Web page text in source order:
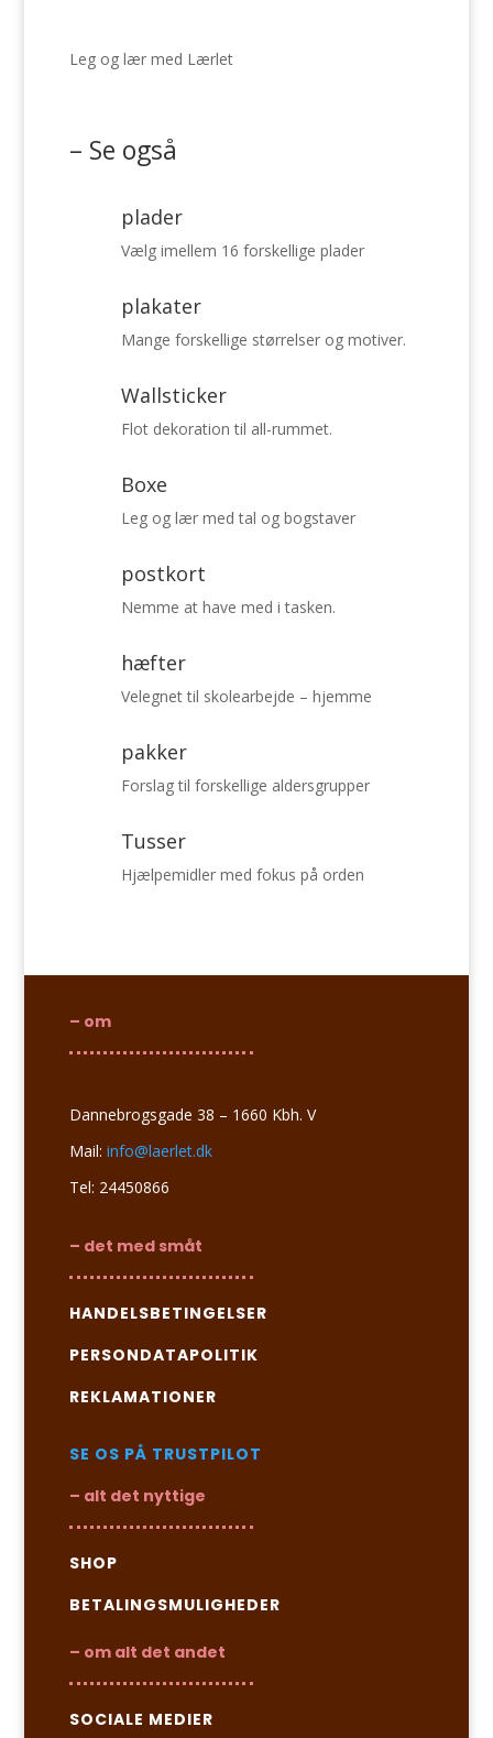
Leg og lær med Lærlet
– Se også
plader
Vælg imellem 16 forskellige plader
plakater
Mange forskellige størrelser og motiver.
Wallsticker
Flot dekoration til all-rummet.
Boxe
Leg og lær med tal og bogstaver
postkort
Nemme at have med i tasken.
hæfter
Velegnet til skolearbejde – hjemme
pakker
Forslag til forskellige aldersgrupper
Tusser
Hjælpemidler med fokus på orden
– om
Dannebrogsgade 38 – 1660 Kbh. V
Mail: info@laerlet.dk
Tel: 24450866
– det med småt
HANDELSBETINGELSER
PERSONDATAPOLITIK
REKLAMATIONER
SE OS PÅ TRUSTPILOT
– alt det nyttige
SHOP
BETALINGSMULIGHEDER
– om alt det andet
SOCIALE MEDIER